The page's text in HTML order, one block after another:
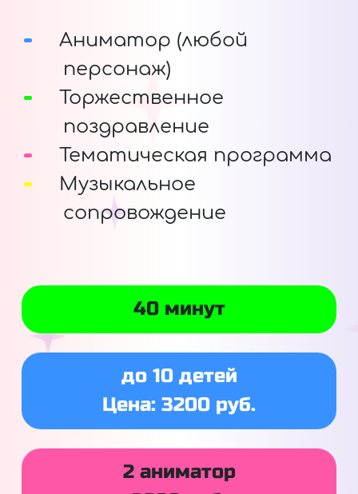
Аниматор (любой
персонаж)
Торжественное
поздравление
Тематическая программа
Музыкальное
сопровождение
40 минут
до 10 детей
Цена: 3200 руб.
2 аниматор